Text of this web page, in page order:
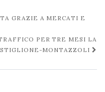
GRAZIE A MERCATI E
PER TRE MESI LA
MONTAZZOLI